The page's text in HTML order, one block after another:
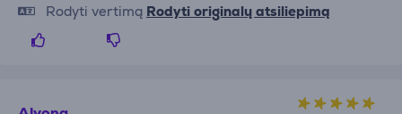
Rodyti vertimą Rodyti originalų atsiliepimą